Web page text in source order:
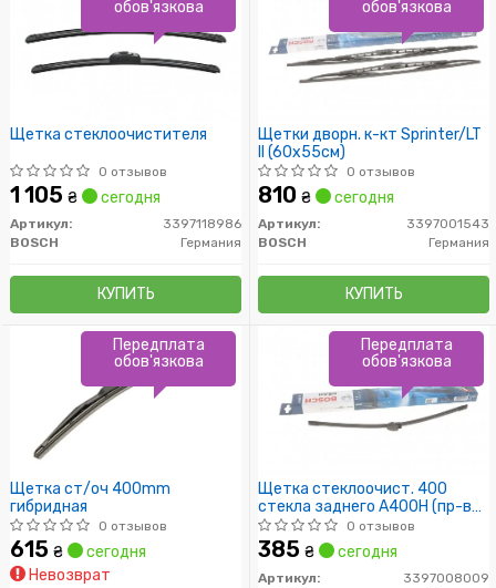
Щетка стеклоочистителя
0 отзывов
1 105 ₴ сегодня
Артикул:
3397118986
BOSCH
Германия
КУПИТЬ
обов'язкова
Щетки дворн. к-кт Sprinter/LT
II (60x55см)
0 отзывов
810 ₴ сегодня
Артикул:
3397001543
BOSCH
Германия
КУПИТЬ
обов'язкова
Щетка ст/оч 400mm
гибридная
0 отзывов
615 ₴
сегодня
Невозврат
Передплата
обов'язкова
Щетка стеклоочист. 400
стекла заднего A400H (пр-во
Bosch)
0 отзывов
385 ₴ сегодня
Артикул:
3397008009
Передплата
обов'язкова